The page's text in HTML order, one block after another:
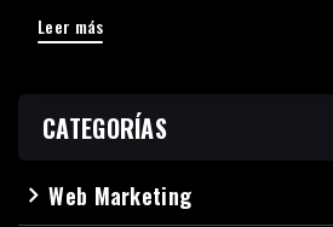
Leer más
CATEGORÍAS
navigate_nextWeb Marketing